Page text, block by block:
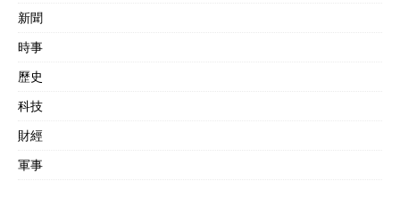
新聞
時事
歷史
科技
財經
軍事